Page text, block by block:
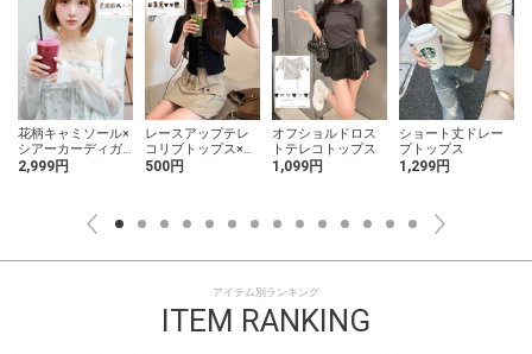
花柄キャミソール×
シアーカーディガ
ンアンサンブル
2,999円
レースアップテレ
コリブトップス×キ
ャミソールアンサ
500円
オフショルドロス
トテレコトップス
1,099円
ショート丈ドレー
プトップス
1,299円
アイテム別ランキング
ITEM RANKING